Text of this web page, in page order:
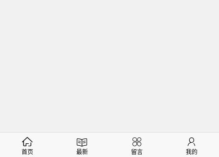
首页 最新 留言 我的